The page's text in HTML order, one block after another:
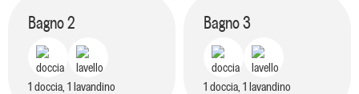
Bagno2
1 doccia, 1 lavandino
Bagno3
1 doccia, 1 lavandino